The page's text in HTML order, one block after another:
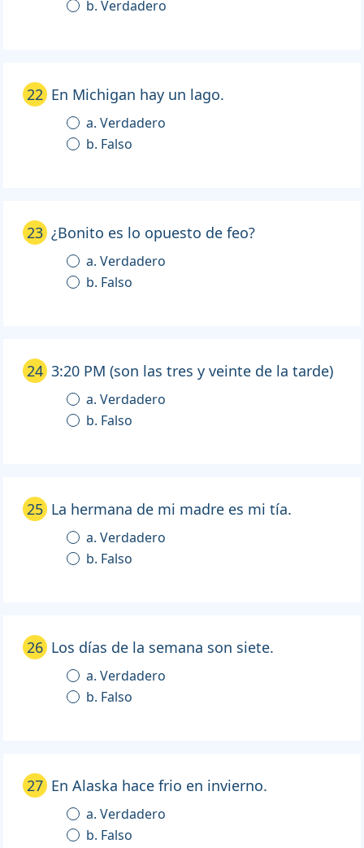
b. Verdadero
22 En Michigan hay un lago.
a. Verdadero
b. Falso
23 ¿Bonito es lo opuesto de feo?
a. Verdadero
b. Falso
24 3:20 PM (son las tres y veinte de la tarde)
a. Verdadero
b. Falso
25 La hermana de mi madre es mi tía.
a. Verdadero
b. Falso
26 Los días de la semana son siete.
a. Verdadero
b. Falso
27 En Alaska hace frio en invierno.
a. Verdadero
b. Falso